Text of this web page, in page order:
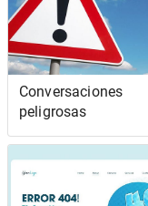
Conversaciones
peligrosas